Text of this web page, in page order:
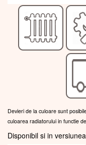
Devieri de la culoare sunt
culoarea radiatorului in functie
Disponibil si in